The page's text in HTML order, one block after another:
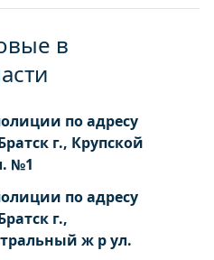
в
по адресу
г., Крупской
№1
по адресу
г.,
ж р ул.